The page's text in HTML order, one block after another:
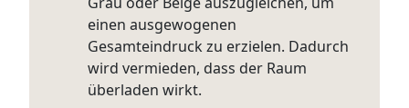
einen ausgewogenen
Gesamteindruck zu erzielen. Dadurch
wird vermieden, dass der Raum
überladen wirkt.